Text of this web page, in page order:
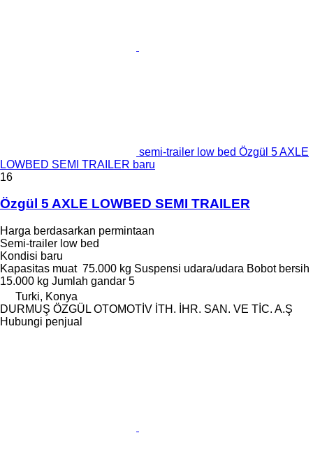
semi-trailer low bed Özgül 5 AXLE
LOWBED SEMI TRAILER baru
16
Özgül 5 AXLE LOWBED SEMI TRAILER
Harga berdasarkan permintaan
Semi-trailer low bed
Kondisi baru
Kapasitas muat 75.000 kg Suspensi udara/udara Bobot bersih
15.000 kg Jumlah gandar 5
Turki, Konya
DURMUŞ ÖZGÜL OTOMOTİV İTH. İHR. SAN. VE TİC. A.Ş
Hubungi penjual